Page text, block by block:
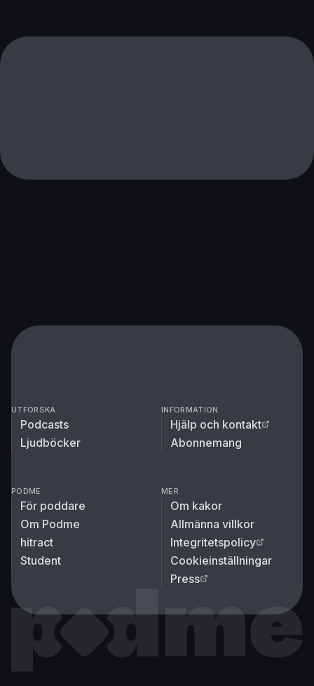
UTFORSKA
Podcasts
Ljudböcker
INFORMATION
Hjälp och kontakt
Abonnemang
PODME
För poddare
Om Podme
hitract
Student
MER
Om kakor
Allmänna villkor
Integritetspolicy
Cookieinställningar
Press